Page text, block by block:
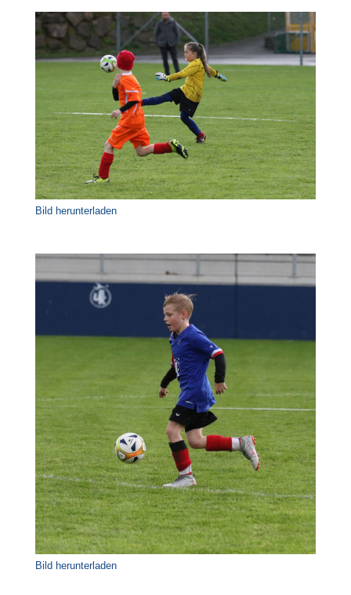
Bild herunterladen
Bild herunterladen